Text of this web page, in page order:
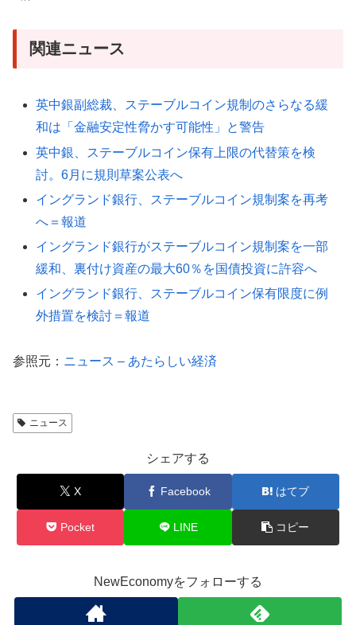
関連ニュース
英中銀副総裁、ステーブルコイン規制のさらなる緩
和は「金融安定性脅かす可能性」と警告
英中銀、ステーブルコイン保有上限の代替策を検
討。6月に規則草案公表へ
イングランド銀行、ステーブルコイン規制案を再考
へ＝報道
イングランド銀行がステーブルコイン規制案を一部
緩和、裏付け資産の最大60％を国債投資に許容へ
イングランド銀行、ステーブルコイン保有限度に例
外措置を検討＝報道
参照元： ニュース – あたらしい経済
ニュース
シェアする
X Facebook はてブ
Pocket LINE コピー
NewEconomyをフォローする